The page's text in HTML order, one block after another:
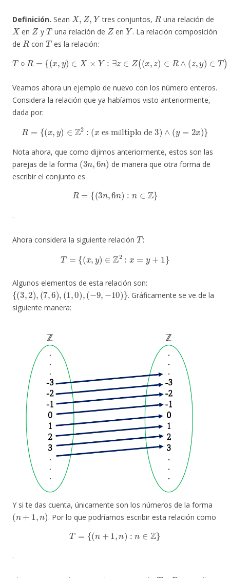
Definición. Sean tres conjuntos, una relación de
X
en
Z
y
T
una relación de
Z
en
Y
. La relación composición
de
R
con
T
es la relación:
∘R x y) ∈X Y:∃ ∈ (( x,z)∈ ∧ z y)∈ T
Veamos ahora un ejemplo de nuevo con los número enteros.
Considera la relación que ya habíamos visto anteriormente,
dada por:
={ y) ∈ Z2: es múltiplo de 3) ∧ y )}
Nota ahora, que como dijimos anteriormente, estos son las
parejas de la forma
(3n,6n)
de manera que otra forma de
escribir el conjunto es
={(3n 6n) n ∈ Z}
.
Ahora considera la siguiente relación
T
:
T= y ∈Z2
Algunos elementos de esta relación son:
{(3,2),(7,6),(1,0),(−9,−10 )}
. Gráficamente se ve de la
siguiente manera:
Y si te das cuenta, únicamente son los números de la forma
(n+ 1, n)
. Por lo que podríamos escribir esta relación como
={(n + 1 n):n ∈ Z}
.
T∘ R